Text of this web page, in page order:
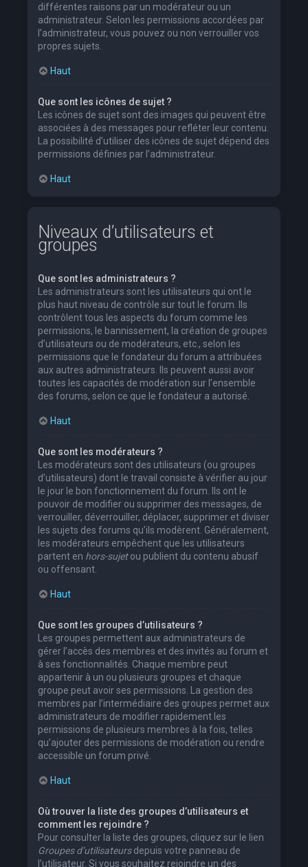
différentes raisons par un modérateur ou un
administrateur. Selon les permissions accordées par
l’administrateur, vous pouvez ou non verrouiller vos
propres sujets.
Haut
Que sont les icônes de sujet ?
Les icônes de sujet sont des images qui peuvent être
associées à des messages pour refléter leur contenu.
La possibilité d’utiliser des icônes de sujet dépend des
permissions définies par l’administrateur.
Haut
Niveaux d’utilisateurs et
groupes
Que sont les administrateurs ?
Les administrateurs sont les utilisateurs qui ont le
plus haut niveau de contrôle sur tout le forum. Ils
contrôlent tous les aspects du forum comme les
permissions, le bannissement, la création de groupes
d’utilisateurs ou de modérateurs, etc., selon les
permissions que le fondateur du forum a attribuées
aux autres administrateurs. Ils peuvent aussi avoir
toutes les capacités de modération sur l’ensemble
des forums, selon ce que le fondateur a autorisé.
Haut
Que sont les modérateurs ?
Les modérateurs sont des utilisateurs (ou groupes
d’utilisateurs) dont le travail consiste à vérifier au jour
le jour le bon fonctionnement du forum. Ils ont le
pouvoir de modifier ou supprimer des messages, de
verrouiller, déverrouiller, déplacer, supprimer et diviser
les sujets des forums qu’ils modèrent. Généralement,
les modérateurs empêchent que les utilisateurs
partent en hors-sujetou publient du contenu abusif
ou offensant.
Haut
Que sont les groupes d’utilisateurs ?
Les groupes permettent aux administrateurs de
gérer l’accès des membres et des invités au forum et
à ses fonctionnalités. Chaque membre peut
appartenir à un ou plusieurs groupes et chaque
groupe peut avoir ses permissions. La gestion des
membres par l’intermédiaire des groupes permet aux
administrateurs de modifier rapidement les
permissions de plusieurs membres à la fois, telles
qu’ajouter des permissions de modération ou rendre
accessible un forum privé.
Haut
Où trouver la liste des groupes d’utilisateurs et
comment les rejoindre ?
Pour consulter la liste des groupes, cliquez sur le lien
Groupes d’utilisateursdepuis votre panneau de
l’utilisateur. Si vous souhaitez rejoindre un des